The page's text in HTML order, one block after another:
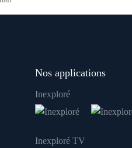
Nos applications
Inexploré
Inexploré TV